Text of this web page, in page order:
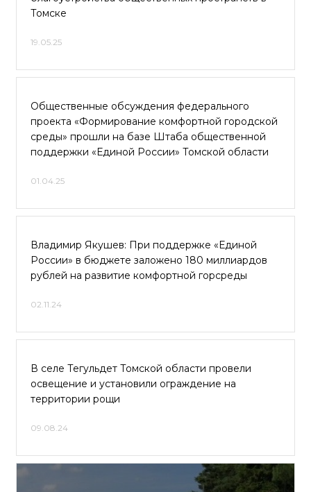
Томске
19.05.25
Общественные обсуждения федерального
проекта «Формирование комфортной городской
среды» прошли на базе Штаба общественной
поддержки «Единой России» Томской области
01.04.25
Владимир Якушев: При поддержке «Единой
России» в бюджете заложено 180 миллиардов
рублей на развитие комфортной горсреды
02.11.24
В селе Тегульдет Томской области провели
освещение и установили ограждение на
территории рощи
09.08.24